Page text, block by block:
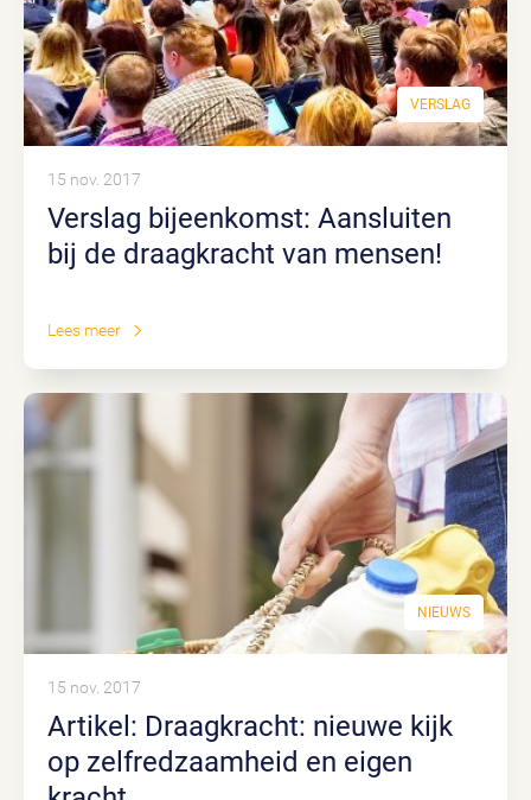
VERSLAG
Verslag bijeenkomst: Aansluiten
bij de draagkracht van mensen!
15 nov. 2017
Lees meer
NIEUWS
Artikel: Draagkracht: nieuwe kijk
op zelfredzaamheid en eigen
15 nov. 2017